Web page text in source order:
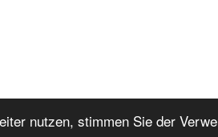
Stolz präsentiert von WordPress
nutzen, stimmen Sie der